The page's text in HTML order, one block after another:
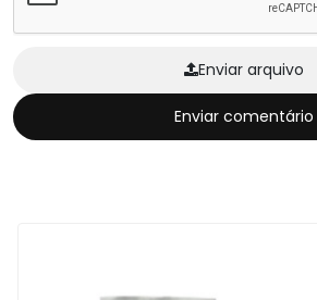
Enviar arquivo
Enviar comentário